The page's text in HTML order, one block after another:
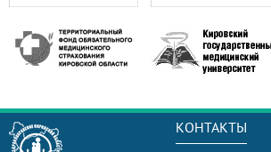
КОНТАКТЫ